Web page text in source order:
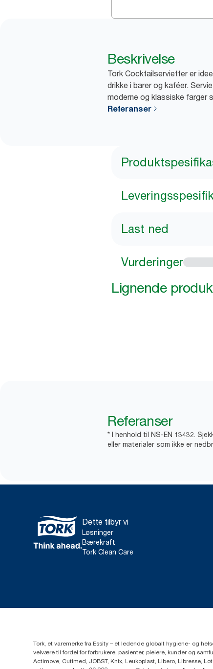
Beskrivelse
Tork Cocktailservietter er
drikke i barer og kaféer.
moderne og klassiske farger
Referanser
Last ned
Vurderinger
Lignende
Referanser
* I henhold til NS-EN 13432.
eller materialer som ikke er
Dette tilbyr vi
Løsninger
Bærekraft
Tork Clean Care
Tork, et varemerke fra Essity – et ledende globalt hygiene- og
velvære til fordel for forbrukere, pasienter, pleiere, kunder og
Actimove, Cutimed, JOBST, Knix, Leukoplast, Libero, Libresse,